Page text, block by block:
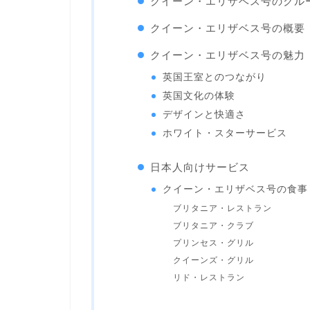
クイーン・エリザベス号の概要
クイーン・エリザベス号の魅力
英国王室とのつながり
英国文化の体験
デザインと快適さ
ホワイト・スターサービス
日本人向けサービス
クイーン・エリザベス号の食事
ブリタニア・レストラン
ブリタニア・クラブ
プリンセス・グリル
クイーンズ・グリル
リド・レストラン